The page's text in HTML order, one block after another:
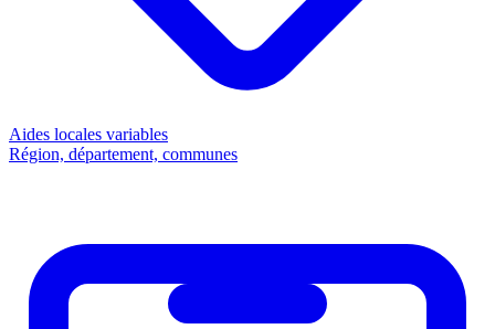
Aides locales variables
Région, département, communes